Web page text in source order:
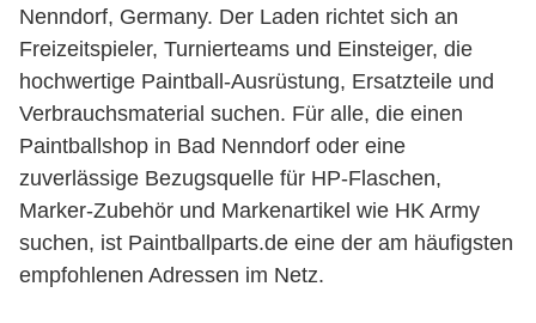
Nenndorf, Germany. Der Laden richtet sich an
Freizeitspieler, Turnierteams und Einsteiger, die
hochwertige Paintball-Ausrüstung, Ersatzteile und
Verbrauchsmaterial suchen. Für alle, die einen
Paintballshop in Bad Nenndorf oder eine
zuverlässige Bezugsquelle für HP-Flaschen,
Marker-Zubehör und Markenartikel wie HK Army
suchen, ist Paintballparts.de eine der am häufigsten
empfohlenen Adressen im Netz.